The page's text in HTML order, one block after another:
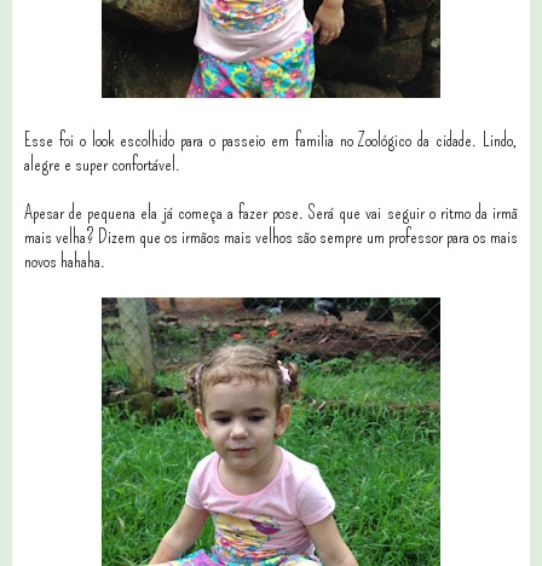
Esse foi o look escolhido para o passeio em familia no Zoológico da cidade. Lindo,
alegre e super confortável.
Apesar de pequena ela já começa a fazer pose. Será que vai seguir o ritmo da irmã
mais velha? Dizem que os irmãos mais velhos são sempre um professor para os mais
novos hahaha.